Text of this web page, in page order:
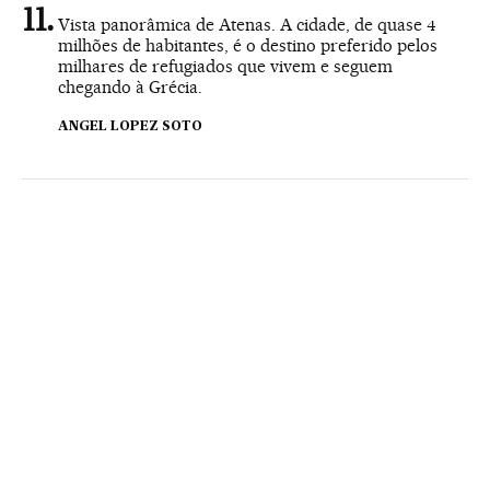
Vista panorâmica de Atenas. A cidade, de quase 4
milhões de habitantes, é o destino preferido pelos
milhares de refugiados que vivem e seguem
chegando à Grécia.
ANGEL LOPEZ SOTO